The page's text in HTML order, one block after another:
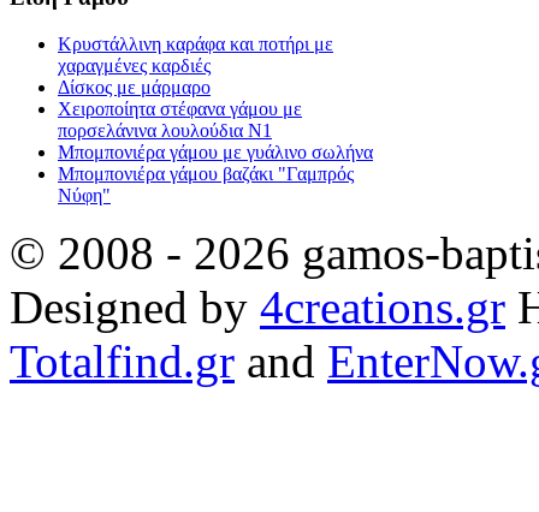
Κρυστάλλινη καράφα και ποτήρι με
χαραγμένες καρδιές
Δίσκος με μάρμαρο
Χειροποίητα στέφανα γάμου με
πορσελάνινα λουλούδια Ν1
Μπομπονιέρα γάμου με γυάλινο σωλήνα
Μπομπονιέρα γάμου βαζάκι "Γαμπρός
Νύφη"
© 2008 - 2026 gamos-
Designed by 4creations.gr
Totalfind.gr and